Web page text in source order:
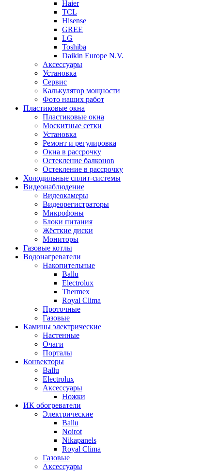
Haier
TCL
Hisense
GREE
LG
Toshiba
Daikin Europe N.V.
Аксессуары
Установка
Сервис
Калькулятор мощности
Фото наших работ
Пластиковые окна
Пластиковые окна
Москитные сетки
Установка
Ремонт и регулировка
Окна в рассрочку
Остекление балконов
Остекление в рассрочку
Холодильные сплит-системы
Видеонаблюдение
Видеокамеры
Видеорегистраторы
Микрофоны
Блоки питания
Жёсткие диски
Мониторы
Газовые котлы
Водонагреватели
Накопительные
Ballu
Electrolux
Thermex
Royal Clima
Проточные
Газовые
Камины электрические
Настенные
Очаги
Порталы
Конвекторы
Ballu
Electrolux
Аксессуары
Ножки
ИК обогреватели
Электрические
Ballu
Noirot
Nikapanels
Royal Clima
Газовые
Аксессуары